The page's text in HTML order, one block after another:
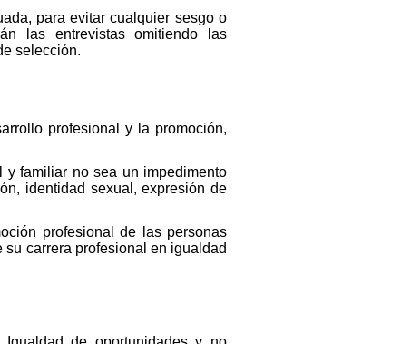
para evitar cualquier sesgo o
las entrevistas omitiendo las
selección.
profesional y la promoción,
familiar no sea un impedimento
identidad sexual, expresión de
profesional de las personas
carrera profesional en igualdad